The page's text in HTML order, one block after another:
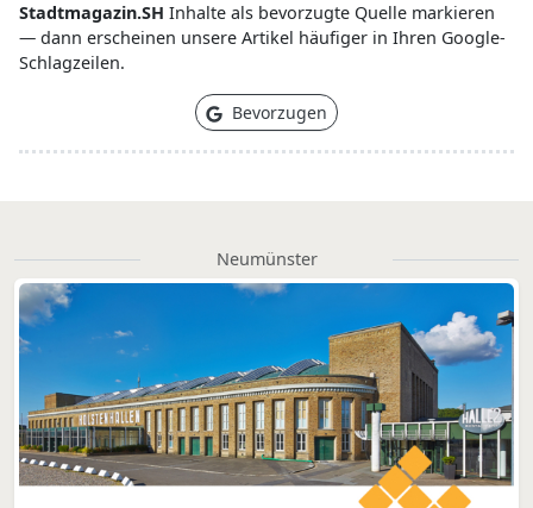
Stadtmagazin.SH Inhalte als bevorzugte Quelle markieren
— dann erscheinen unsere Artikel häufiger in Ihren Google-
Schlagzeilen.
Bevorzugen
Neumünster